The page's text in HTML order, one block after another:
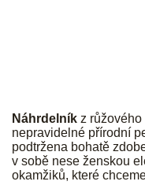
Náhrdelník z
nepravidelné přírodní
podtržena bohatě
v sobě nese ženskou
okamžiků, které